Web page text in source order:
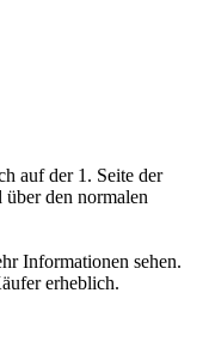
auf der 1. Seite der
über den normalen
Informationen sehen.
erheblich.